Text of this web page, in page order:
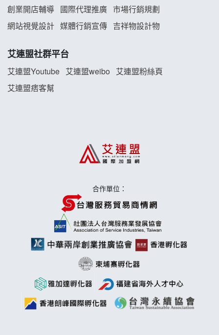
雞咕雞咕加盟說明會
TEA TOP加盟說明會
珍好味臭臭鍋加盟說明會
莫尼早餐Morni加盟說明會
創業開店輔導 國際代理推廣 市場行銷規劃
網站視覺設計 媒體行銷宣傳 吉祥物設計物
艾連盟社群平台
艾連盟Youtube 艾連盟weibo
艾連盟粉絲頁
艾連盟痞客幫
合作單位：